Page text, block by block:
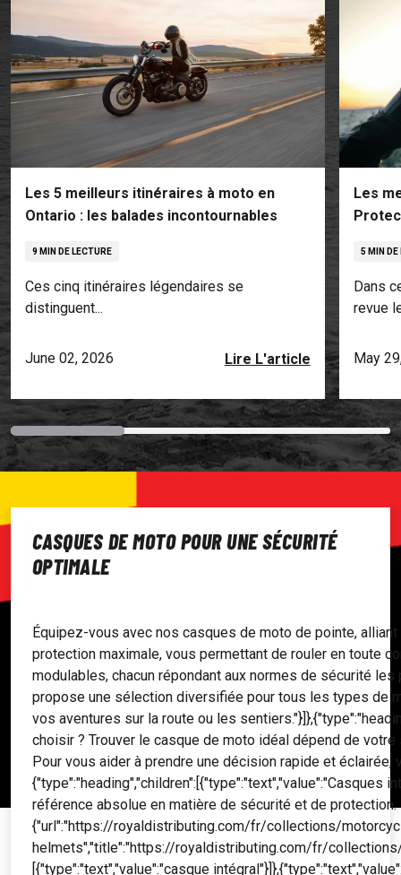
Les 5 meilleurs itinéraires à moto en
Ontario : les balades incontournables
9 MIN DE LECTURE
Ces cinq itinéraires légendaires se
distinguent...
June 02, 2026 Lire L'article
Les
5 MIN DE
Dans
revue
May
CASQUES DE MOTO POUR UNE SÉCURITÉ
OPTIMALE
Équipez-vous avec nos casques de moto de pointe,
protection maximale, vous permettant de rouler en toute
modulables, chacun répondant aux normes de sécurité
propose une sélection diversifiée pour tous les types de
vos aventures sur la route ou les
choisir ? Trouver le casque de moto idéal dépend de
Pour vous aider à prendre une décision rapide et
{"type":"heading","children":[{"type":"text","value":"Casques
référence absolue en matière de sécurité et de
{"url":"https://royaldistributing.com/fr/collections/
helmets","title":"https://royaldistributing.com/fr/
[{"type":"text","value":"casque